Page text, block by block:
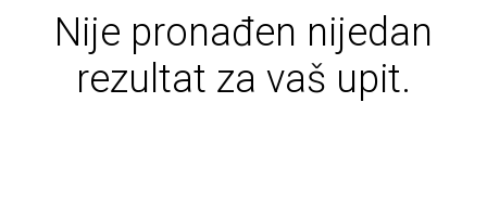
Nije pronađen nijedan
rezultat za vaš upit.